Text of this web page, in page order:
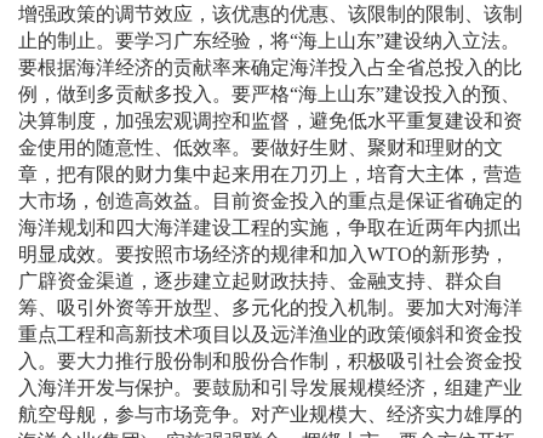
增强政策的调节效应，该优惠的优惠、该限制的限制、该制
止的制止。要学习广东经验，将“海上山东”建设纳入立法。
要根据海洋经济的贡献率来确定海洋投入占全省总投入的比
例，做到多贡献多投入。要严格“海上山东”建设投入的预、
决算制度，加强宏观调控和监督，避免低水平重复建设和资
金使用的随意性、低效率。要做好生财、聚财和理财的文
章，把有限的财力集中起来用在刀刃上，培育大主体，营造
大市场，创造高效益。目前资金投入的重点是保证省确定的
海洋规划和四大海洋建设工程的实施，争取在近两年内抓出
明显成效。要按照市场经济的规律和加入WTO的新形势，
广辟资金渠道，逐步建立起财政扶持、金融支持、群众自
筹、吸引外资等开放型、多元化的投入机制。要加大对海洋
重点工程和高新技术项目以及远洋渔业的政策倾斜和资金投
入。要大力推行股份制和股份合作制，积极吸引社会资金投
入海洋开发与保护。要鼓励和引导发展规模经济，组建产业
航空母舰，参与市场竞争。对产业规模大、经济实力雄厚的